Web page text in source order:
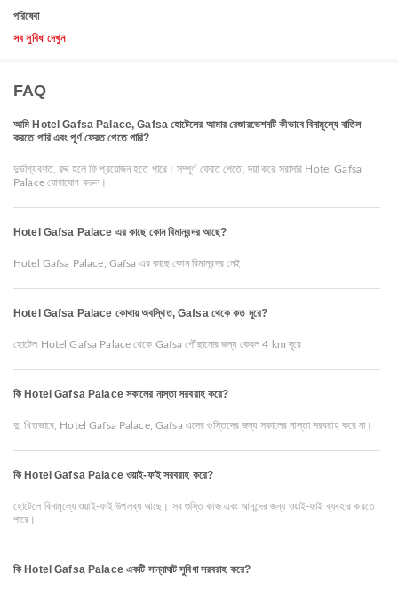
পরিষেবা
সব সুবিধা দেখুন
FAQ
আমি Hotel Gafsa Palace, Gafsa হোটেলের আমার রেজারভেশনটি কীভাবে বিনামূল্যে বাতিল
করতে পারি এবং পূর্ণ ফেরত পেতে পারি?
দুর্ভাগ্যবশত, রদ্দ হলে ফি প্রয়োজন হতে পারে। সম্পূর্ণ ফেরত পেতে, দয়া করে সরাসরি Hotel Gafsa
Palace যোগাযোগ করুন।
Hotel Gafsa Palace এর কাছে কোন বিমানবন্দর আছে?
Hotel Gafsa Palace, Gafsa এর কাছে কোন বিমানবন্দর নেই
Hotel Gafsa Palace কোথায় অবস্থিত, Gafsa থেকে কত দূরে?
হোটেল Hotel Gafsa Palace থেকে Gafsa পৌঁছানোর জন্য কেবল 4 km দূরে
কি Hotel Gafsa Palace সকালের নাস্তা সরবরাহ করে?
দু: খিতভাবে, Hotel Gafsa Palace, Gafsa এদের গুস্তিদের জন্য সকালের নাস্তা সরবরাহ করে না।
কি Hotel Gafsa Palace ওয়াই-ফাই সরবরাহ করে?
হোটেলে বিনামূল্যে ওয়াই-ফাই উপলব্ধ আছে। সব গুস্তি কাজ এবং আনন্দের জন্য ওয়াই-ফাই ব্যবহার করতে
পারে।
কি Hotel Gafsa Palace একটি সান্নাঘাট সুবিধা সরবরাহ করে?